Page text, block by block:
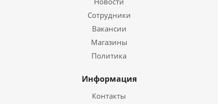
Сотрудники
Вакансии
Магазины
Политика
Информация
Контакты